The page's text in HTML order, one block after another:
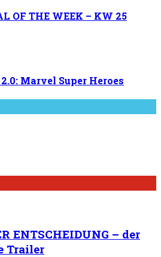
OF THE WEEK – KW 25
Marvel Super Heroes
ENTSCHEIDUNG – der
Trailer